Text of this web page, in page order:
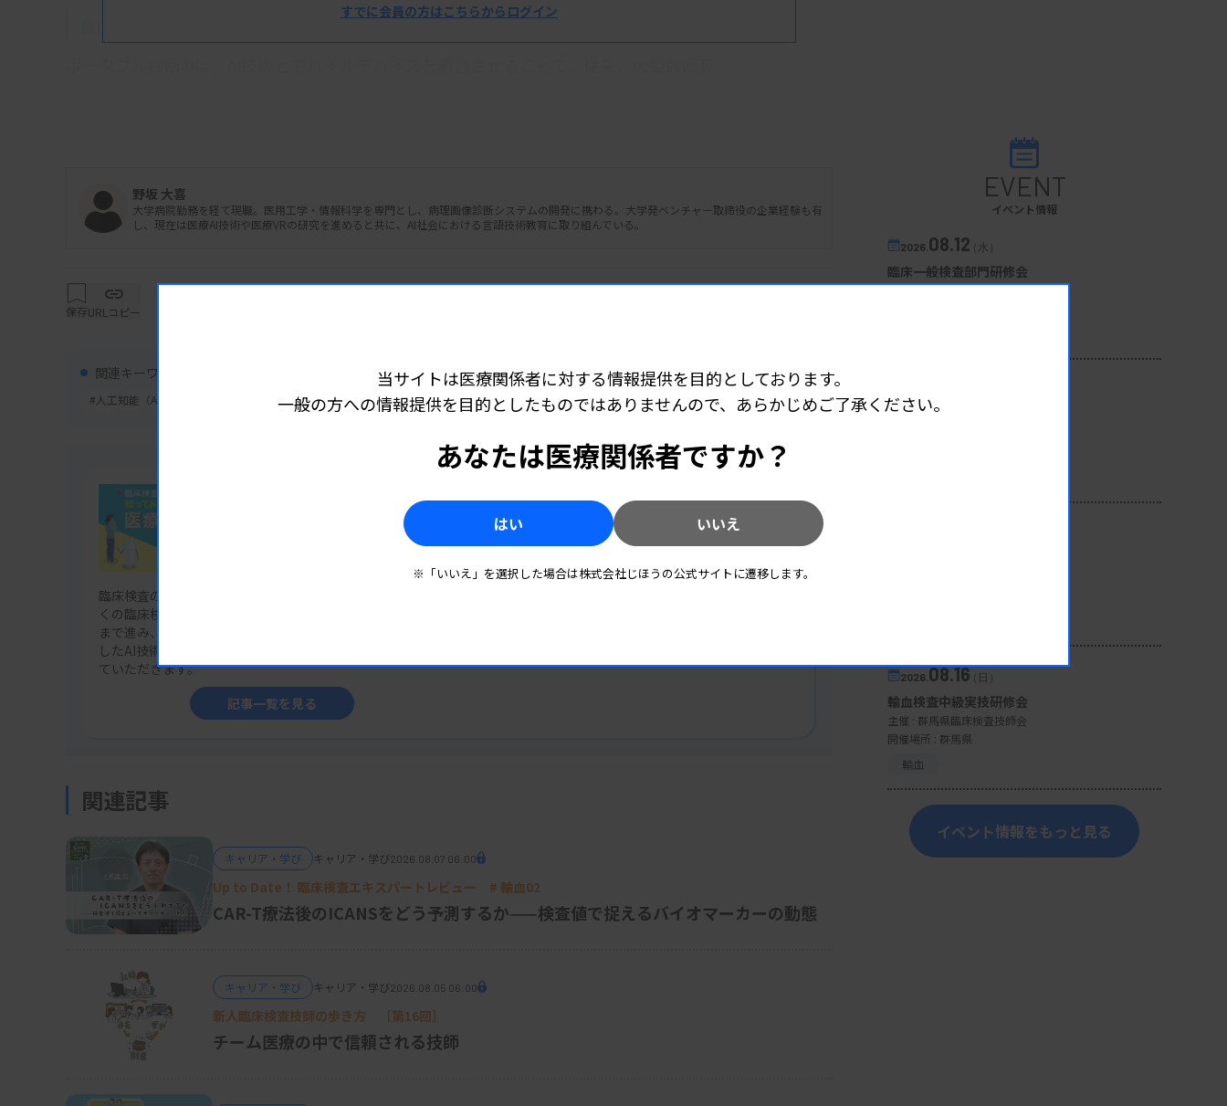
これら技術は従来、健康管理の域にとどまっていましたが、AI医療機器として保険適用を
ス社）が1例です。「nodoca」はAI学習用のデータとして咽頭画像と体温や自覚症状など
の臨床情報を用い、RT-PCR検査に基づくインフルエンザの確率を予測するアンサンブル
際に複数の異なるAIモデルや機械学習アルゴリズムを組み合わせることで、単一のAIモデ
ルよりも高い精度を得るAI学習手法の1つです。「nodoca」はインフルエンザ診断におい
で、1つ1つのAIモデルの弱点を補完しているのです。
この診断技術の利点は、咽頭専用カメラで喉の奥を撮影するだけで発症後12時間未満で
あっても十数秒で診断を可能とする点です。簡易抗原検査キットのように高熱になってか
ら測定が必要、PCR検査のように専用装置や検体前処理が必要といった制限から解放され
ることを意味します。すでに多くの診療所などで運用が始まっており、他のウイルス性疾
患に対しても同様のAIモデルが開発されることで、感染症検査は劇的な変化が見込まれま
前回は音声を活用する糖尿病鑑別を解説しましたが、糖尿病性網膜症や緑内障など、視覚
障害の原因疾患診断に使われる眼底検査はどうでしょう？
無散眼での眼底検査は臨床検査技師業務の1つですので、日頃検査に携わっている方もい
ると思います。眼底検査でも網膜検査AI技術の登場により、診断の精度と速度が大きく向
症の進行度合いの高精度な診断に成功しています。このAIシステムは、臨床試験において
専門医と同等以上の精度を示し、迅速かつ正確な診断を提供することが可能であることが
明らかになっています。
すでに会員の方はこちらからログイン
野坂 大喜
大学病院勤務を経て現職。医用工学・情報科学を専門とし、病理画像診断システムの開発に携わる。大学発ベンチャー取締役の企業経験も有
し、現在は医療AI技術や医療VRの研究を進めると共に、AI社会における言語技術教育に取り組んでいる。
保存URLコピー
関連キーワード
#人工知能（AI）
臨床検査技師が知っておきたい医療AI
臨床検査のあり方を大きく変えつつある人工知能（AI）。多
くの臨床検査技師がこれから向き合うAI技術の実用化はどこ
まで進み、どこに向かっていくのか。臨床検査領域を中心に
したAI技術の現状や課題、今後の展望をわかりやすく解説し
ていただきます。
記事一覧を見る
臨床検査技師が知っておきたい医療AI ［第21回］
臨床検査室における生成AI技術利用、検査技師
による活用法（4）
関連記事
キャリア・学び キャリア・学び2026.08.07 06:00
Up to Date！ 臨床検査エキスパートレビュー # 輸血02
CAR-T療法後のICANSをどう予測するか——検査値で捉えるバイオマーカーの動態
キャリア・学び キャリア・学び2026.08.05 06:00
新人臨床検査技師の歩き方 ［第16回］
チーム医療の中で信頼される技師
EVENT
イベント情報
2026. 08.12（水）
臨床一般検査部門研修会
主催 :沖縄県臨床検査技師会
第3回心エコー症例検討会
2026. 08.16（日）
輸血検査中級実技研修会
主催 : 群馬県臨床検査技師会
開催場所 : 群馬県
輸血
イベント情報をもっと見る
当サイトは医療関係者に対する情報提供を目的としております。
一般の方への情報提供を目的としたものではありませんので、あらかじめご了承ください。
あなたは医療関係者ですか？
はい いいえ
※「いいえ」を選択した場合は株式会社じほうの公式サイトに遷移します。